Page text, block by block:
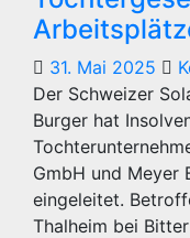
31. Mai 2025
Der Schweizer
Burger hat
GmbH und Meyer
eingeleitet.
Thalheim bei